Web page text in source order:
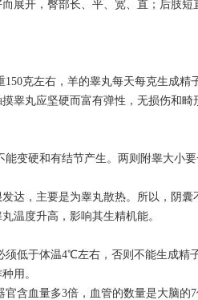
展开，臀部长、平、宽、直；后肢短
克左右，羊的睾丸每天每克生成精
睾丸应坚硬而富有弹性，无损伤和畸
变硬和有结节产生。两则附睾大小要
，主要是为睾丸散热。所以，阴囊
温度升高，影响其生精机能。
于体温4℃左右，否则不能生成精
用。
血量多3倍，血管的数量是大脑的7